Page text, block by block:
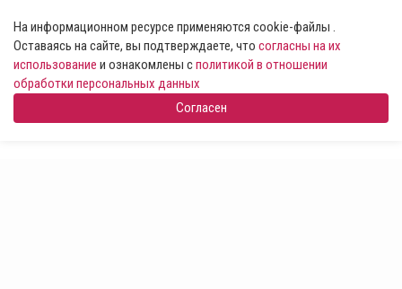
На информационном ресурсе применяются cookie-файлы .
Оставаясь на сайте, вы подтверждаете, что согласны на их
использование и ознакомлены сполитикой в отношении
обработки персональных данных
Согласен